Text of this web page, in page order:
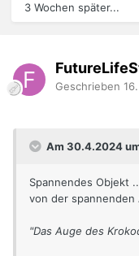
3 Wochen später...
Geschrieben
Am 30.4.2024
Spannendes Objekt
von der
"Das Auge des